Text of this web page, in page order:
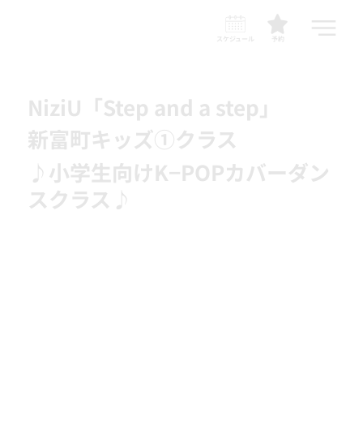
予約
スケジュール
NiziU「Step and a step」
新富町キッズ①クラス
♪小学生向けK−POPカバーダン
スクラス♪